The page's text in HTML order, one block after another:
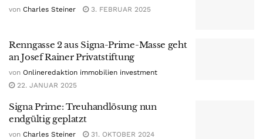
von Charles Steiner 3. FEBRUAR 2025
Renngasse 2 aus Signa-Prime-Masse geht
an Josef Rainer Privatstiftung
von Onlineredaktion immobilien investment
22. JANUAR 2025
Signa Prime: Treuhandlösung nun
endgültig geplatzt
von Charles Steiner 31. OKTOBER 2024